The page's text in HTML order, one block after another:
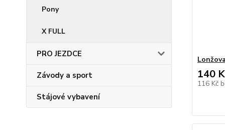
Pony
X FULL
PRO JEZDCE
Závody a sport
Stájové vybavení
140
116 Kč